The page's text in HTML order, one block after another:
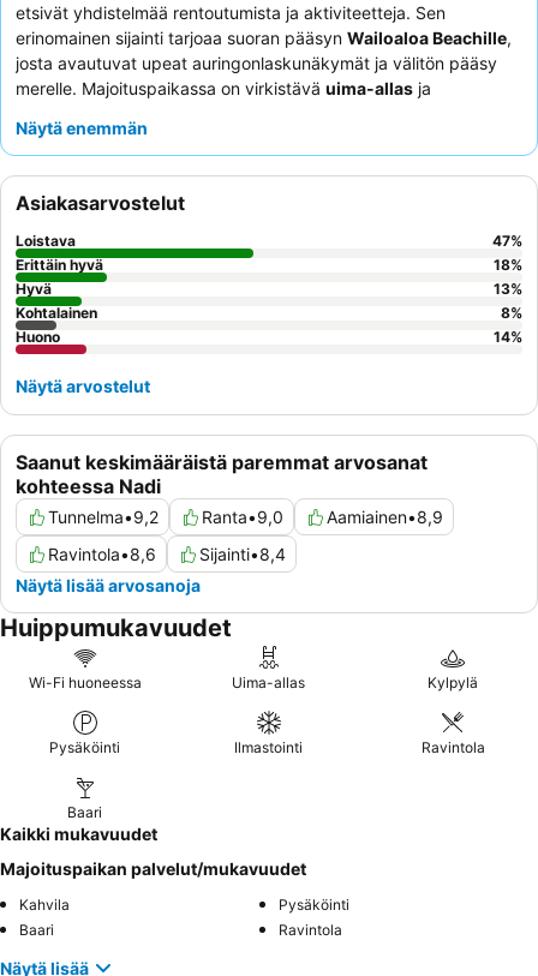
etsivät yhdistelmää rentoutumista ja aktiviteetteja. Sen
erinomainen sijainti tarjoaa suoran pääsyn Wailoaloa Beachille,
josta avautuvat upeat auringonlaskunäkymät ja välitön pääsy
merelle. Majoituspaikassa on virkistävä uima-allas ja
viihteen kaikille vieraille. Hotellin henkilökunta saa jatkuvasti
otteestaan, ja ravintola tarjoaa herkullista ja maukasta ruokaa,
erityisesti suositeltavia merenelävävaihtoehtoja ja huomaavaisia
kokkeja. Hiljaisempaa kokemusta etsivien vieraiden kannattaa
pyytää huoneita, jotka eivät ole sisäkäytävien puolella.
Näytä enemmän
Saanut keskimääräistä paremmat arvosanat
kohteessa Nadi
Tunnelma•9,2 Ranta•9,0 Aamiainen•8,9
Ravintola•8,6 Sijainti•8,4
Näytä lisää arvosanoja
Asiakasarvostelut
Loistava 47%
Erittäin hyvä
18%
Hyvä
13%
Kohtalainen
8%
Huono
14%
Näytä arvostelut
Huippumukavuudet
Wi-Fi huoneessa Uima-allas Kylpylä
Pysäköinti Ilmastointi Ravintola
Baari
Kaikki mukavuudet
Majoituspaikan palvelut/mukavuudet
Kahvila
Pysäköinti
Baari
Ravintola
Näytä lisää